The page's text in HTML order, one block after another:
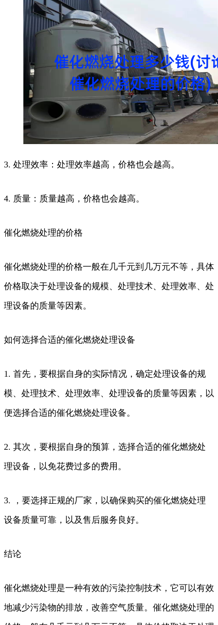
3. 处理效率：处理效率越高，价格也会越高。
4. 质量：质量越高，价格也会越高。
催化燃烧处理的价格
催化燃烧处理的价格一般在几千元到几万元不等，具体
价格取决于处理设备的规模、处理技术、处理效率、处
理设备的质量等因素。
如何选择合适的催化燃烧处理设备
1. 首先，要根据自身的实际情况，确定处理设备的规
模、处理技术、处理效率、处理设备的质量等因素，以
便选择合适的催化燃烧处理设备。
2. 其次，要根据自身的预算，选择合适的催化燃烧处
理设备，以免花费过多的费用。
3. ，要选择正规的厂家，以确保购买的催化燃烧处理
设备质量可靠，以及售后服务良好。
结论
催化燃烧处理是一种有效的污染控制技术，它可以有效
地减少污染物的排放，改善空气质量。催化燃烧处理的